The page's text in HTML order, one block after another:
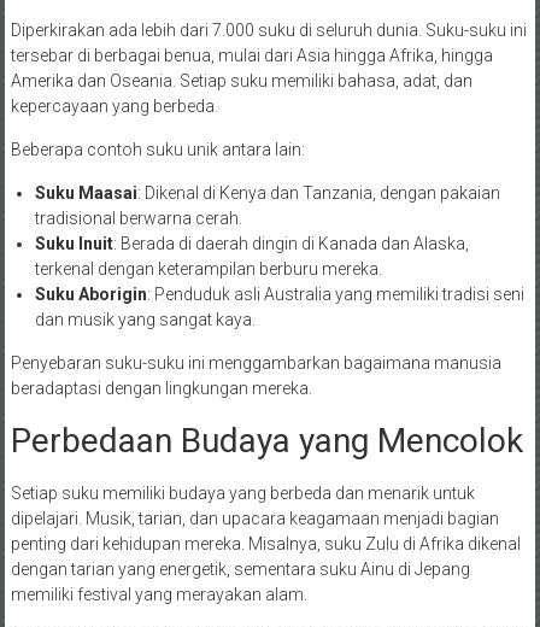
Diperkirakan ada lebih dari 7.000 suku di seluruh dunia. Suku-suku ini
tersebar di berbagai benua, mulai dari Asia hingga Afrika, hingga
Amerika dan Oseania. Setiap suku memiliki bahasa, adat, dan
kepercayaan yang berbeda.
Beberapa contoh suku unik antara lain:
Suku Maasai: Dikenal di Kenya dan Tanzania, dengan pakaian
tradisional berwarna cerah.
Suku Inuit: Berada di daerah dingin di Kanada dan Alaska,
terkenal dengan keterampilan berburu mereka.
Suku Aborigin: Penduduk asli Australia yang memiliki tradisi seni
dan musik yang sangat kaya.
Penyebaran suku-suku ini menggambarkan bagaimana manusia
beradaptasi dengan lingkungan mereka.
Perbedaan Budaya yang Mencolok
Setiap suku memiliki budaya yang berbeda dan menarik untuk
dipelajari. Musik, tarian, dan upacara keagamaan menjadi bagian
penting dari kehidupan mereka. Misalnya, suku Zulu di Afrika dikenal
dengan tarian yang energetik, sementara suku Ainu di Jepang
memiliki festival yang merayakan alam.